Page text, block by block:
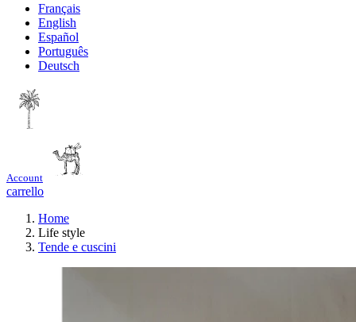
Français
English
Español
Português
Deutsch
Account
carrello
Home
Life style
Tende e cuscini